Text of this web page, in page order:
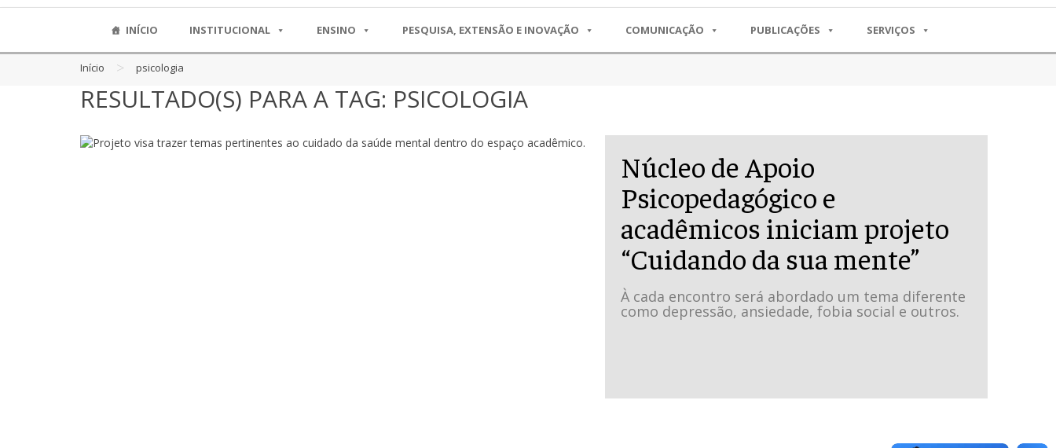
INÍCIO INSTITUCIONAL ENSINO PESQUISA, EXTENSÃO E INOVAÇÃO COMUNICAÇÃO PUBLICAÇÕES SERVIÇOS
Início > psicologia
RESULTADO(S) PARA A TAG: PSICOLOGIA
Núcleo de Apoio
Psicopedagógico e
acadêmicos iniciam projeto
“Cuidando da sua mente”
À cada encontro será abordado um tema diferente
como depressão, ansiedade, fobia social e outros.